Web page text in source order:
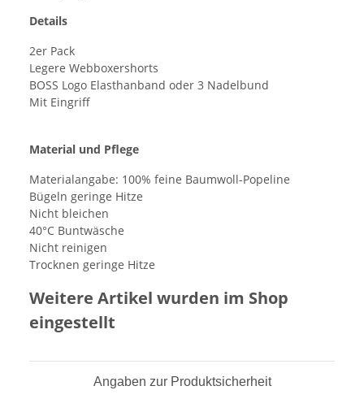
Details
2er Pack
Legere Webboxershorts
BOSS Logo Elasthanband oder 3 Nadelbund
Mit Eingriff
Material und Pflege
Materialangabe: 100% feine Baumwoll-Popeline
Bügeln geringe Hitze
Nicht bleichen
40°C Buntwäsche
Nicht reinigen
Trocknen geringe Hitze
Weitere Artikel wurden im Shop
eingestellt
Angaben zur Produktsicherheit